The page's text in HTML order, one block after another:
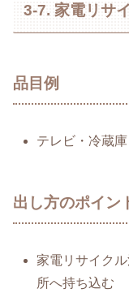
3-7. 家電リサ
品目例
テレビ・冷蔵
出し方のポイン
家電リサイク
所へ持ち込む